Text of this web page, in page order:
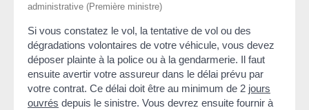
administrative (Première ministre)
Si vous constatez le vol, la tentative de vol ou des
dégradations volontaires de votre véhicule, vous devez
déposer plainte à la police ou à la gendarmerie. Il faut
ensuite avertir votre assureur dans le délai prévu par
votre contrat. Ce délai doit être au minimum de 2 jours
ouvrés depuis le sinistre. Vous devrez ensuite fournir à